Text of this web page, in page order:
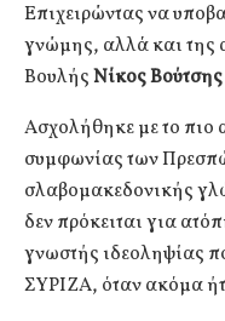
Επιχειρώντας να
γνώμης, αλλά και της
ΒουλήςΝίκος Βούτσης
Ασχολήθηκε με το πιο
συμφωνίας των
σλαβομακεδονικής
δεν πρόκειται για
γνωστής ιδεοληψίας
ΣΥΡΙΖΑ, όταν ακόμα